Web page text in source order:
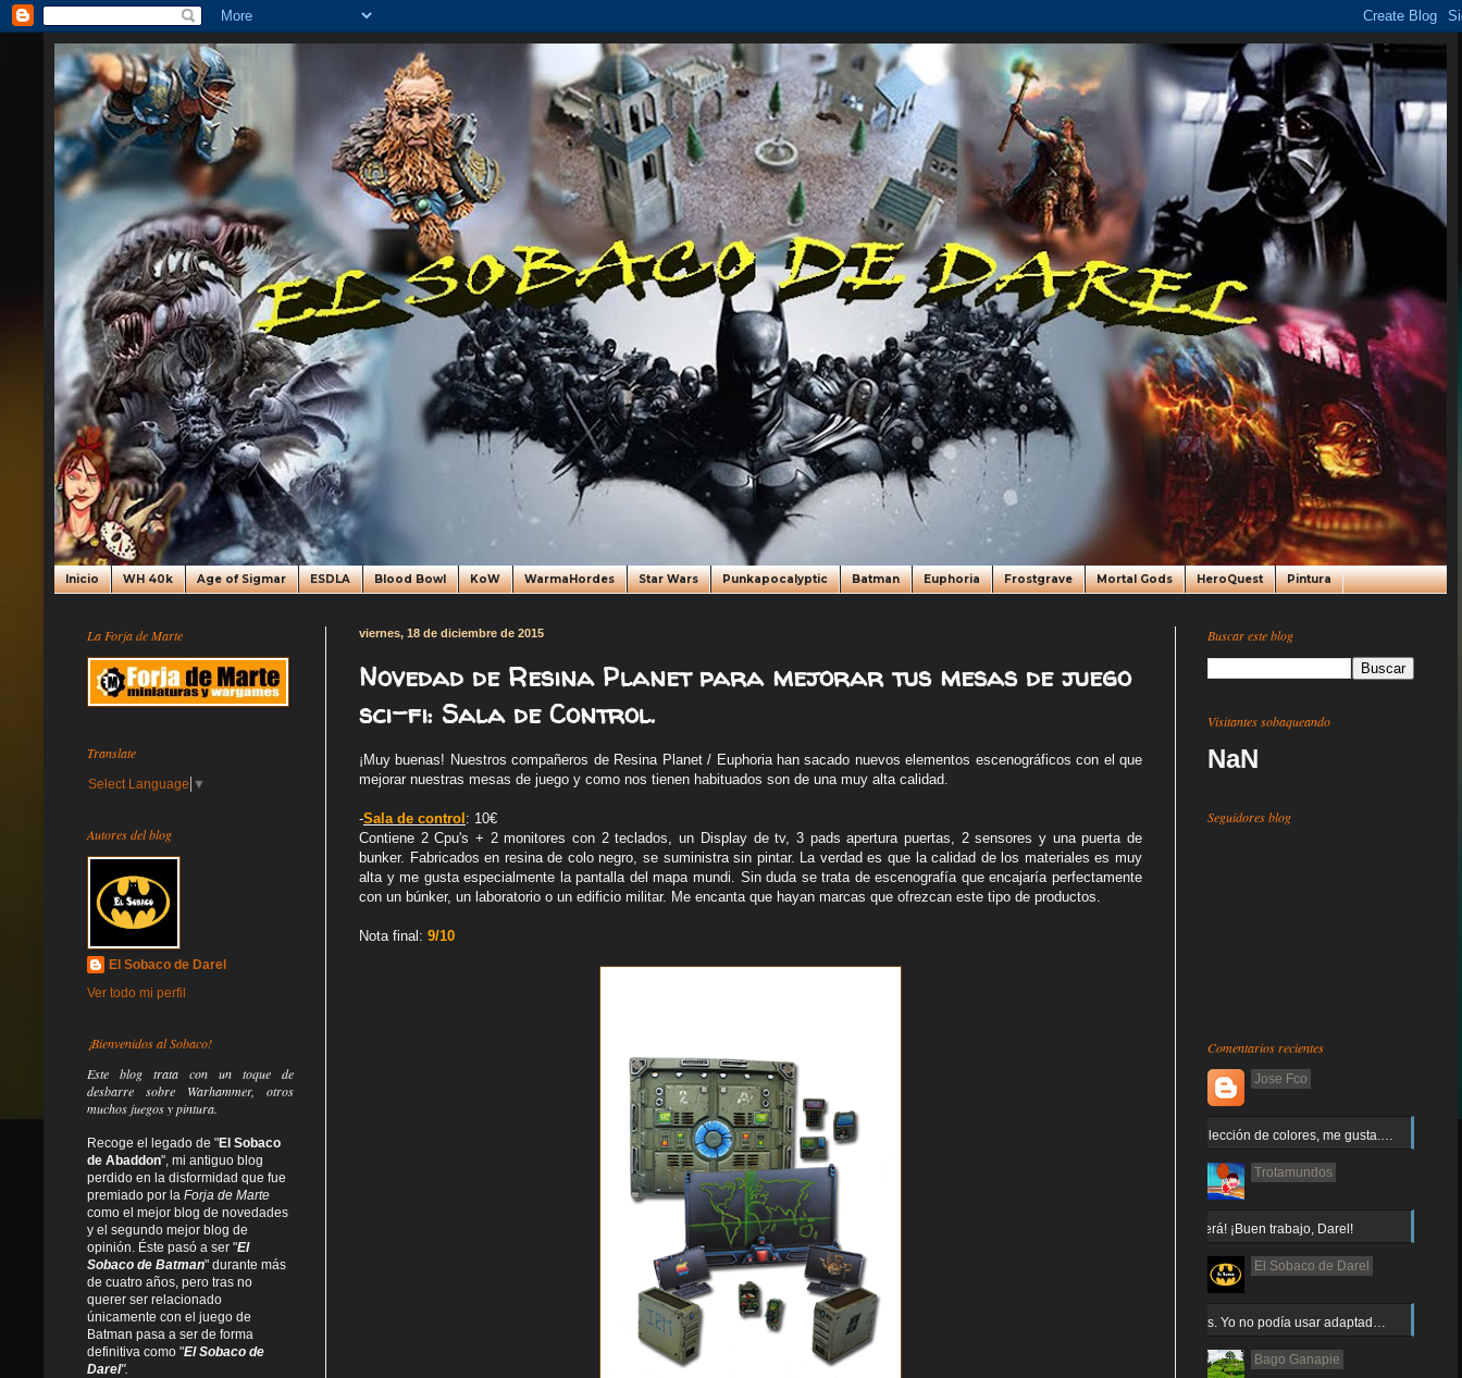
Inicio WH 40k Age of Sigmar ESDLA Blood Bowl KoW WarmaHordes Star Wars Punkapocalyptic Batman Euphoria Frostgrave Mortal Gods HeroQuest Pintura
viernes, 18 de diciembre de 2015
Novedad de Resina Planet para mejorar tus mesas de juego
sci-fi: Sala de Control.
¡Muy buenas! Nuestros compañeros de Resina Planet / Euphoria han sacado nuevos elementos escenográficos con el que
mejorar nuestras mesas de juego y como nos tienen habituados son de una muy alta calidad.
-Sala de control : 10€
Contiene 2 Cpu's + 2 monitores con 2 teclados, un Display de tv, 3 pads apertura puertas, 2 sensores y una puerta de
bunker. Fabricados en resina de colo negro, se suministra sin pintar. La verdad es que la calidad de los materiales es muy
alta y me gusta especialmente la pantalla del mapa mundi. Sin duda se trata de escenografía que encajaría perfectamente
con un búnker, un laboratorio o un edificio militar. Me encanta que hayan marcas que ofrezcan este tipo de productos.
Nota final: 9/10
La Forja de Marte
Translate
Select Language ▼
Autores del blog
El Sobaco de Darel
Ver todo mi perfil
¡Bienvenidos al Sobaco!
Este blog trata con un toque de
desbarre sobre Warhammer, otros
muchos juegos y pintura.
Recoge el legado de "El Sobaco
de Abaddon", mi antiguo blog
perdido en la disformidad que fue
premiado por la Forja de Marte
como el mejor blog de novedades
y el segundo mejor blog de
opinión. Éste pasó a ser "El
Sobaco de Batman" durante más
de cuatro años, pero tras no
querer ser relacionado
únicamente con el juego de
Batman pasa a ser de forma
definitiva como "El Sobaco de
Darel".
Buscar este blog
Visitantes sobaqueando
NaN
Seguidores blog
Comentarios recientes
Jose Fco
Muy buena elección de colores, me gusta.…
Trotamundos
¡Arnor no caerá! ¡Buen trabajo, Darel!
El Sobaco de Darel
Jajaja gracias. Yo no podía usar adaptad…
Bago Ganapie